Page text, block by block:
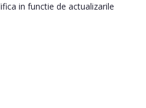
in functie de actualizarile